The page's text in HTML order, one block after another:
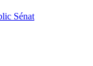
Sénat